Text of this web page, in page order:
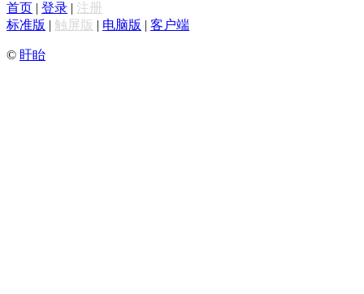
首页 | 登录 | 注册
标准版 | 触屏版 | 电脑版 | 客户端
© 盱眙